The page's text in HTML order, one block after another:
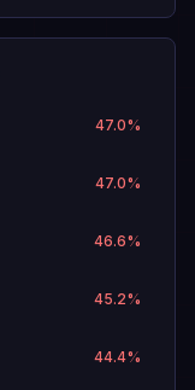
47.0%
47.0%
46.6%
45.2%
44.4%